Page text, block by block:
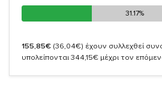
31.17%
31.17%
155,85€ (36,04€) έχουν συλλεχθεί
υπολείπονται 344,15€ μέχρι τον